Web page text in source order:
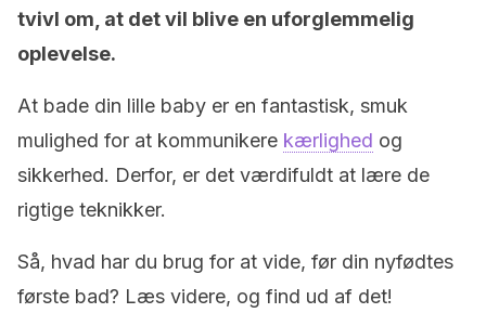
tvivl om, at det vil blive en uforglemmelig
oplevelse.
At bade din lille baby er en fantastisk, smuk
mulighed for at kommunikere kærlighed og
sikkerhed. Derfor, er det værdifuldt at lære de
rigtige teknikker.
Så, hvad har du brug for at vide, før din nyfødtes
første bad? Læs videre, og find ud af det!